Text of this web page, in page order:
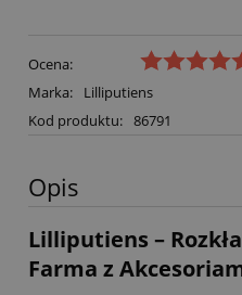
Ocena:
Marka:
Lilliputiens
Kod produktu: 86791
Opis
Lilliputiens –
Farma z